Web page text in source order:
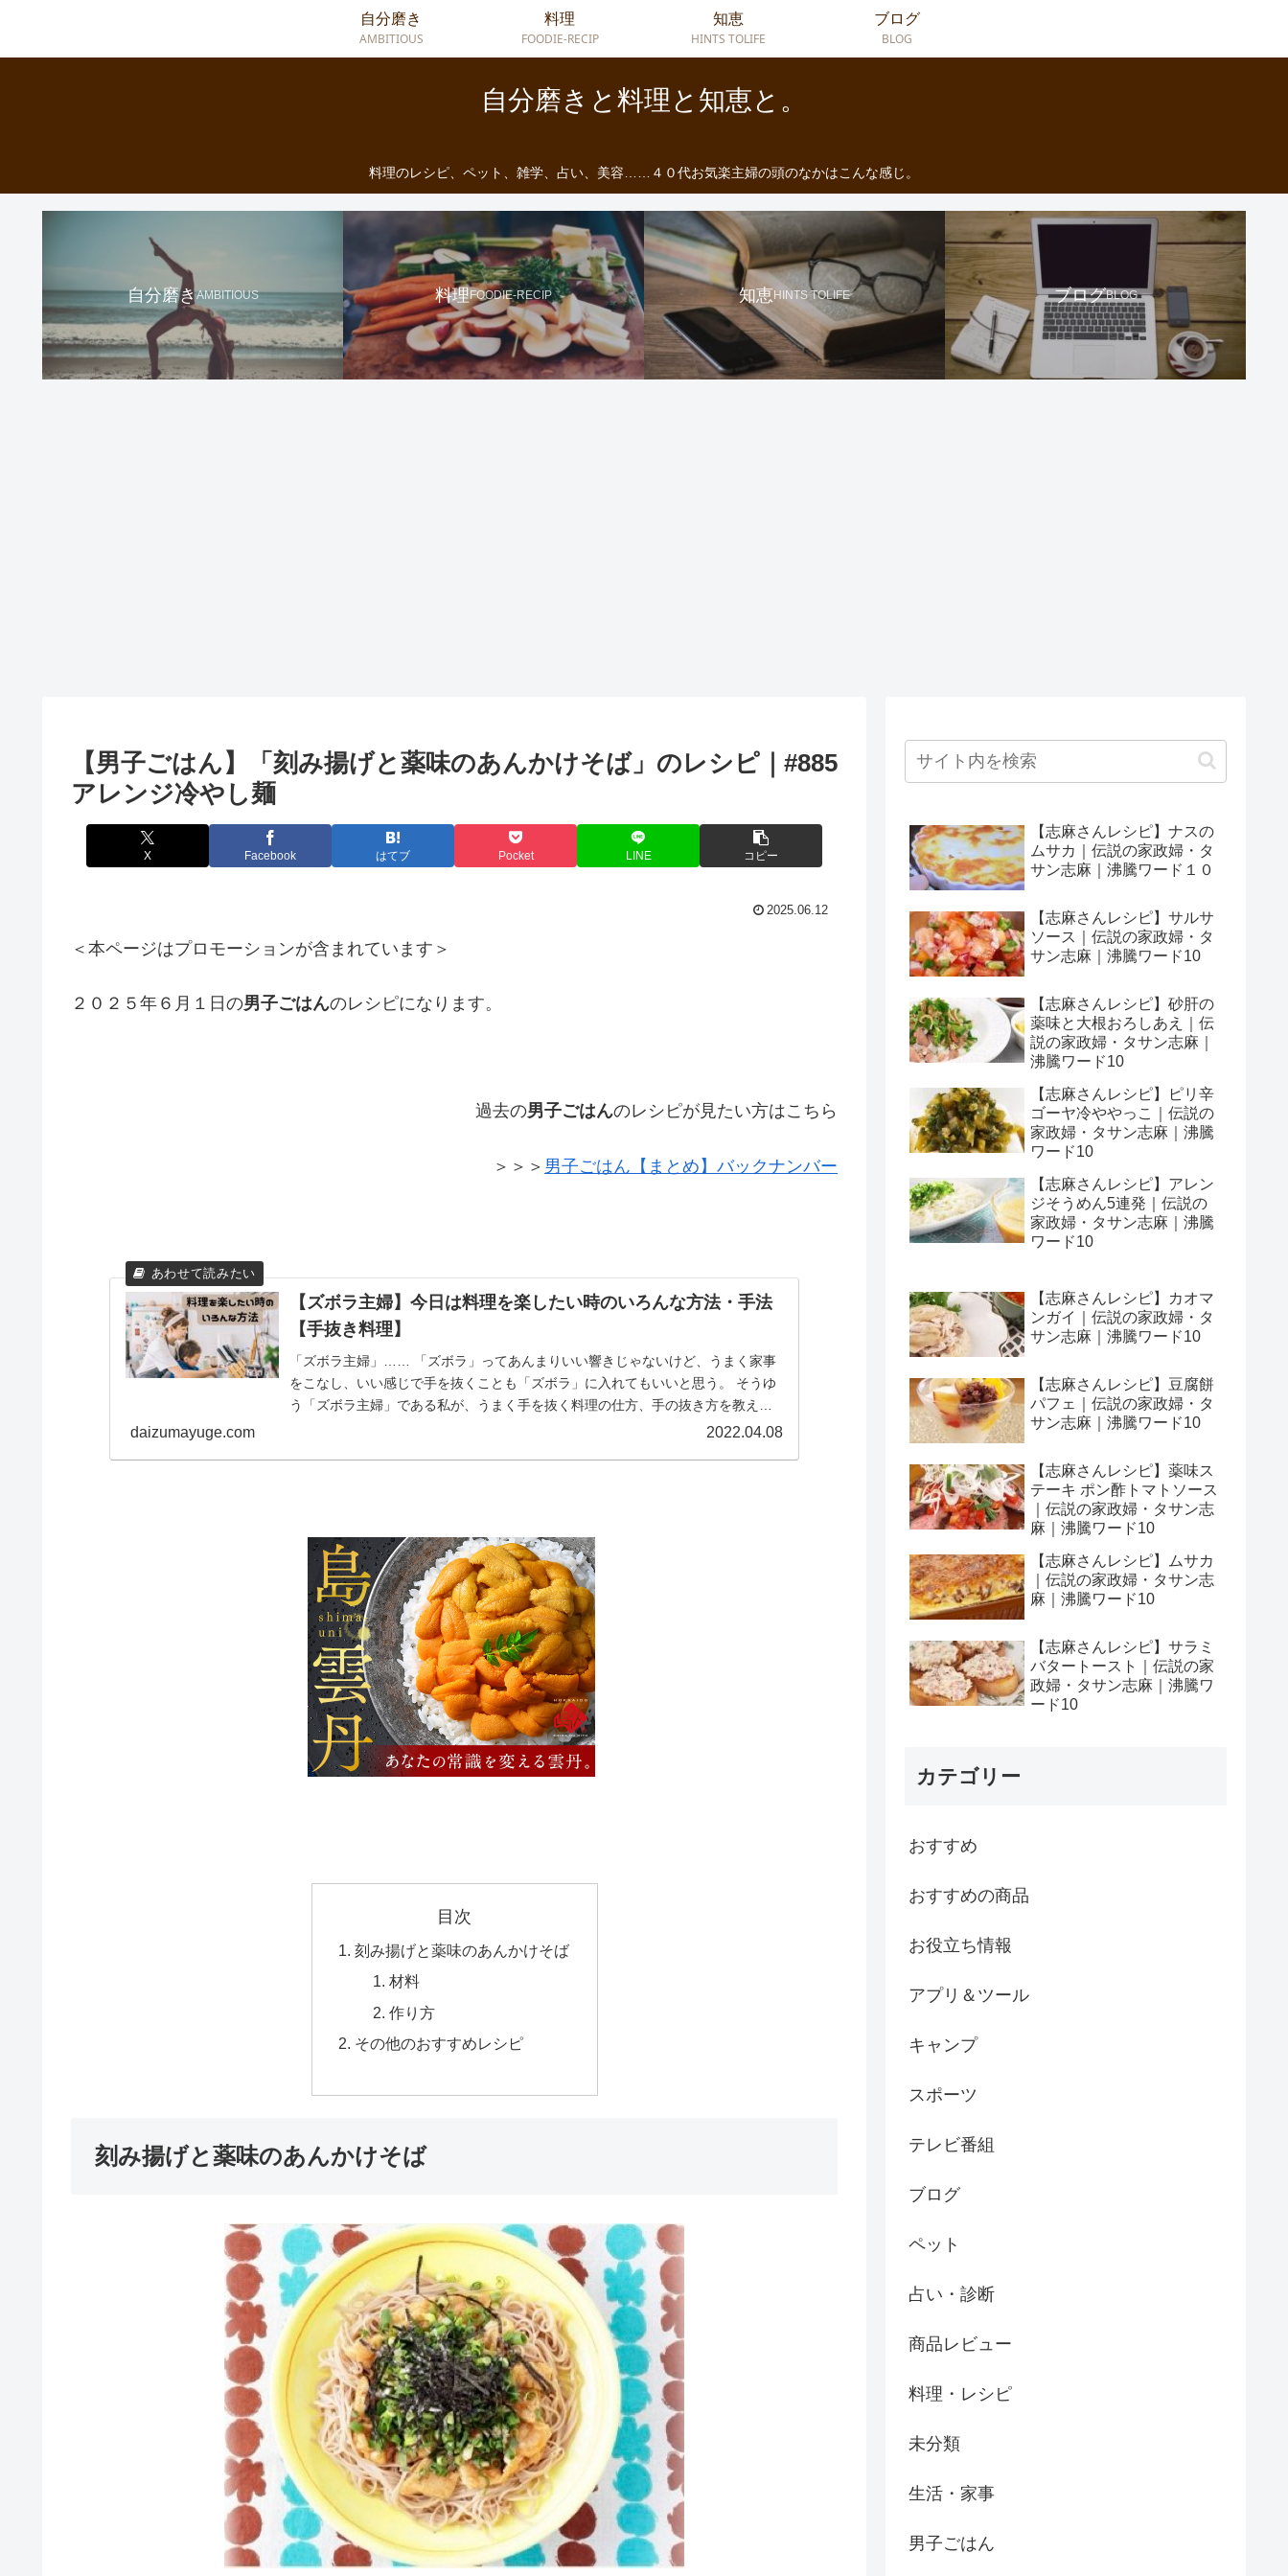
自分磨きと料理と知恵と。
料理のレシピ、ペット、雑学、占い、美容……４０代お気楽主婦の頭のなかはこんな感じ。
自分磨き
AMBITIOUS
料理
FOODIE-RECIP
知恵
HINTS TOLIFE
ブログ
BLOG
自分磨きAMBITIOUS 料理FOODIE-RECIP 知恵HINTS TOLIFE ブログBLOG
【男子ごはん】「刻み揚げと薬味のあんかけそば」のレシピ｜#885
アレンジ冷やし麺
X Facebook はてブ Pocket LINE コピー
2025.06.12
＜本ページはプロモーションが含まれています＞
２０２５年６月１日の男子ごはんのレシピになります。
過去の男子ごはんのレシピが見たい方はこちら
＞＞＞ 男子ごはん【まとめ】バックナンバー
【ズボラ主婦】今日は料理を楽したい時のいろんな方法・手法
【手抜き料理】
「ズボラ主婦」…… 「ズボラ」ってあんまりいい響きじゃないけど、うまく家事
をこなし、いい感じで手を抜くことも「ズボラ」に入れてもいいと思う。 そうゆ
う「ズボラ主婦」である私が、うまく手を抜く料理の仕方、手の抜き方を教えま
daizumayuge.com 2022.04.08
目次
刻み揚げと薬味のあんかけそば
材料
作り方
その他のおすすめレシピ
刻み揚げと薬味のあんかけそば
【志麻さんレシピ】ナスの
ムサカ｜伝説の家政婦・タ
サン志麻｜沸騰ワード１０
【志麻さんレシピ】サルサ
ソース｜伝説の家政婦・タ
サン志麻｜沸騰ワード10
【志麻さんレシピ】砂肝の
薬味と大根おろしあえ｜伝
説の家政婦・タサン志麻｜
沸騰ワード10
【志麻さんレシピ】ピリ辛
ゴーヤ冷ややっこ｜伝説の
家政婦・タサン志麻｜沸騰
ワード10
【志麻さんレシピ】アレン
ジそうめん5連発｜伝説の
家政婦・タサン志麻｜沸騰
ワード10
【志麻さんレシピ】カオマ
ンガイ｜伝説の家政婦・タ
サン志麻｜沸騰ワード10
【志麻さんレシピ】豆腐餅
パフェ｜伝説の家政婦・タ
サン志麻｜沸騰ワード10
【志麻さんレシピ】薬味ス
テーキ ポン酢トマトソース
｜伝説の家政婦・タサン志
麻｜沸騰ワード10
【志麻さんレシピ】ムサカ
｜伝説の家政婦・タサン志
麻｜沸騰ワード10
【志麻さんレシピ】サラミ
バタートースト｜伝説の家
政婦・タサン志麻｜沸騰ワ
ード10
カテゴリー
おすすめ
おすすめの商品
お役立ち情報
アプリ＆ツール
キャンプ
スポーツ
テレビ番組
ブログ
ペット
占い・診断
商品レビュー
料理・レシピ
未分類
生活・家事
男子ごはん